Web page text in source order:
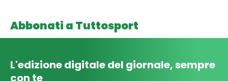
Abbonati a Tuttosport
L'edizione digitale del giornale, sempre
con te